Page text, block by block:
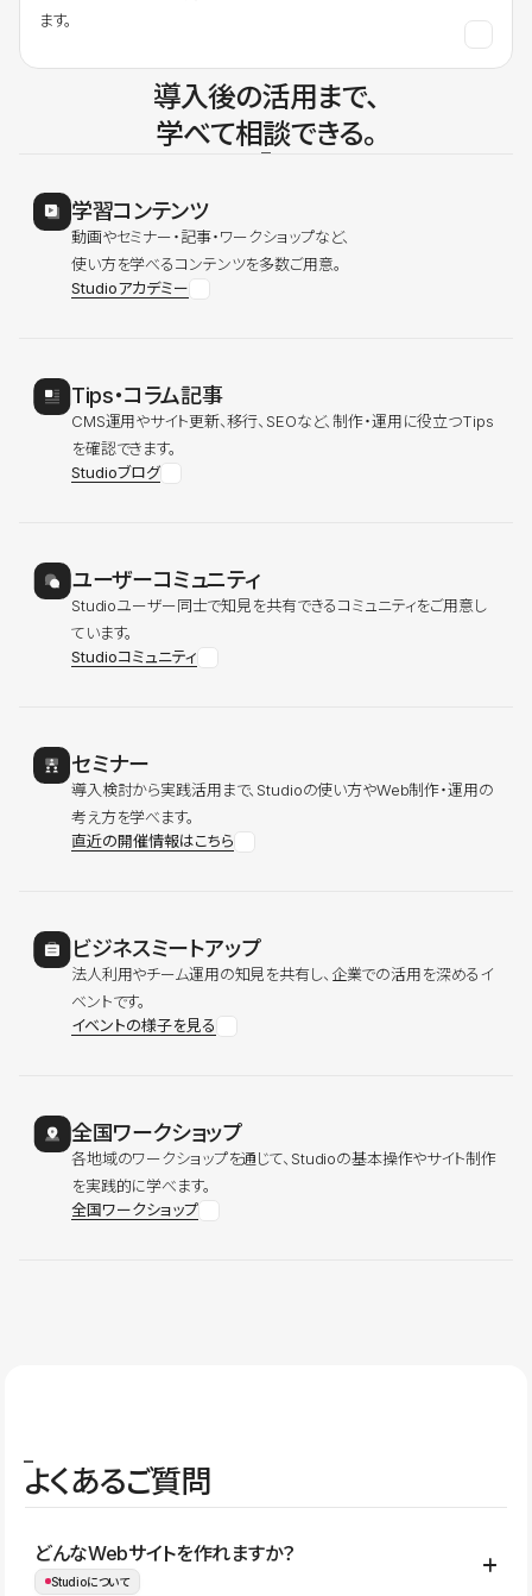
ます。
導入後の活用まで、
学べて相談できる。
学習コンテンツ
動画やセミナー・記事・ワークショップなど、
使い方を学べるコンテンツを多数ご用意。
Studioアカデミー
Tips・コラム記事
CMS運用やサイト更新、移行、SEOなど、制作・運用に役立つTips
を確認できます。
Studioブログ
ユーザーコミュニティ
Studioユーザー同士で知見を共有できるコミュニティをご用意し
ています。
Studioコミュニティ
セミナー
導入検討から実践活用まで、Studioの使い方やWeb制作・運用の
考え方を学べます。
直近の開催情報はこちら
ビジネスミートアップ
法人利用やチーム運用の知見を共有し、企業での活用を深めるイ
ベントです。
イベントの様子を見る
全国ワークショップ
各地域のワークショップを通じて、Studioの基本操作やサイト制作
を実践的に学べます。
全国ワークショップ
よくあるご質問
どんなWebサイトを作れますか？
Studioについて